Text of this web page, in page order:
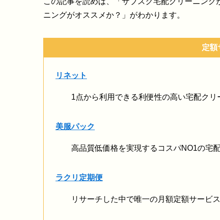
ニングがオススメか？」がわかります。
定額
リネット
1点から利用できる利便性の高い宅配ク
美服パック
高品質低価格を実現するコスパNO1の宅
ラクリ定期便
リサーチした中で唯一の月額定額サービ